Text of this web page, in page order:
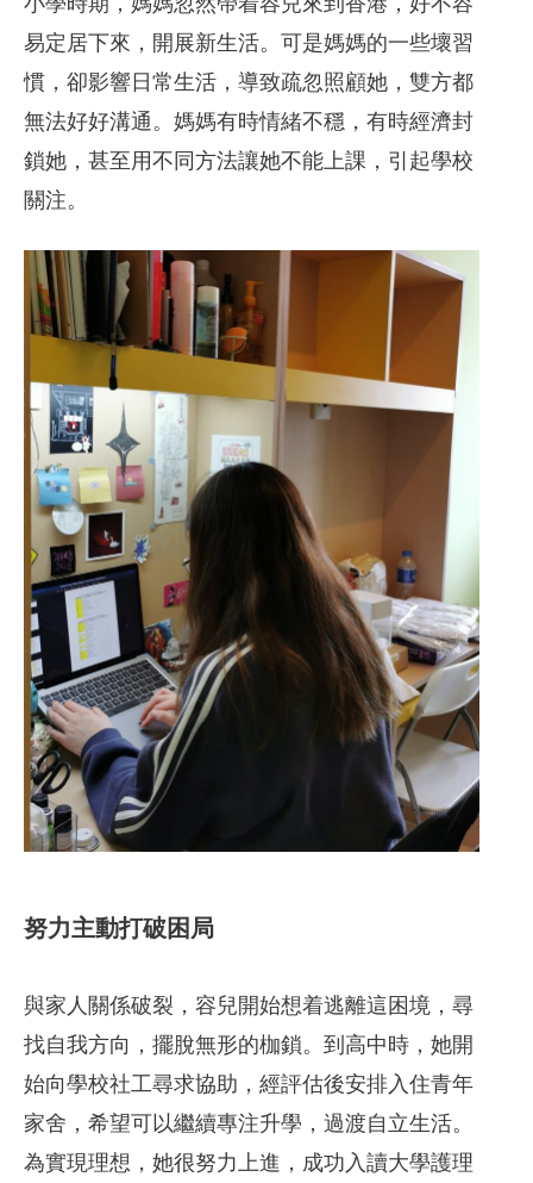
易定居下來，開展新生活。可是媽媽的一些壞習
慣，卻影響日常生活，導致疏忽照顧她，雙方都
無法好好溝通。媽媽有時情緒不穩，有時經濟封
鎖她，甚至用不同方法讓她不能上課，引起學校
關注。
努力主動打破困局
與家人關係破裂，容兒開始想着逃離這困境，尋
找自我方向，擺脫無形的枷鎖。到高中時，她開
始向學校社工尋求協助，經評估後安排入住青年
家舍，希望可以繼續專注升學，過渡自立生活。
為實現理想，她很努力上進，成功入讀大學護理